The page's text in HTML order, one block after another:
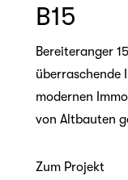
B15
Bereiteranger
überraschende
modernen
von Altbauten
Zum Projekt